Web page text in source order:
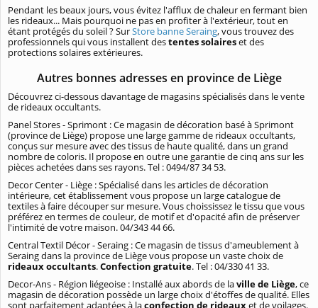
Pendant les beaux jours, vous évitez l'afflux de chaleur en fermant bien
les rideaux... Mais pourquoi ne pas en profiter à l'extérieur, tout en
étant protégés du soleil ? SurStore banne Seraing, vous trouvez des
professionnels qui vous installent destentes solaireset des
protections solaires extérieures.
Autres bonnes adresses en province de Liège
Découvrez ci-dessous davantage de magasins spécialisés dans le vente
de rideaux occultants.
Panel Stores - Sprimont : Ce magasin de décoration basé à Sprimont
(province de Liège) propose une large gamme de rideaux occultants,
conçus sur mesure avec des tissus de haute qualité, dans un grand
nombre de coloris. Il propose en outre une garantie de cinq ans sur les
pièces achetées dans ses rayons. Tel : 0494/87 34 53.
Decor Center - Liège : Spécialisé dans les articles de décoration
intérieure, cet établissement vous propose un large catalogue de
textiles à faire découper sur mesure. Vous choississez le tissu que vous
préférez en termes de couleur, de motif et d'opacité afin de préserver
l'intimité de votre maison. 04/343 44 66.
Central Textil Décor - Seraing : Ce magasin de tissus d'ameublement à
Seraing dans la province de Liège vous propose un vaste choix de
rideaux occultants.Confection gratuite. Tel : 04/330 41 33.
Decor-Ans - Région liégeoise : Installé aux abords de laville de Liège, ce
magasin de décoration possède un large choix d'étoffes de qualité. Elles
sont parfaitement adaptées à laconfection de rideaux et de voilages.